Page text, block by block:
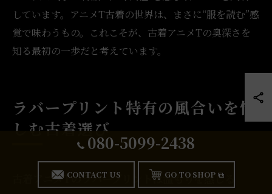
しています。アニメT古着の世界は、まさに“服を読む”感
覚で味わうもの。これこそが、古着アニメTの奥深さを
知る最初の一歩だと考えています。
ラバープリント特有の風合いを愉
しむ古着選び
古着アニメTのラバープリントは温もりを感じる
080-5099-2438
CONTACT US GO TO SHOP